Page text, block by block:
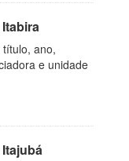
ano,
e unidade